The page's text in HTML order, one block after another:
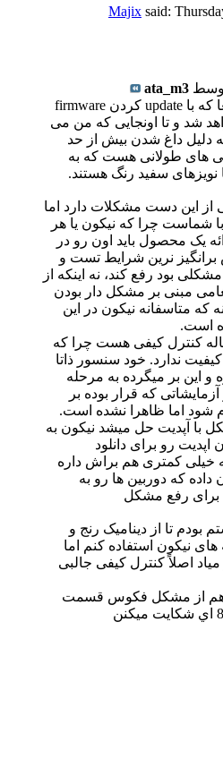
Majix said:
ata_m3
دوست عزیز قطعا که با update کردن firmware
شد و تا اونجایی که من می
دلیل داغ شدن بیش از حد
های طولانی هست که به
سفید رنگ هستند.
از این دست مشکلات دارد اما
شماست چرا که نیکون یا هر
یک محصول باید اون رو در
نرین شرایط تست و
مشکلی بود رفع کند، نه اینکه از
مبنی بر مشکل دار بودن
که متاسفانه نیکون در این
است.
کنترل کیفی هست چرا که
کیفیت ندارد. خود سنسور ذاتا
و این بر میگرده به مرحله
که قرار بوده بر
شود اما ظاهرا نشده است.
با آپديت حل ميشد نيکون به
رو برای دانلود
خيلی کمتری هم براش داره
داده که دوربين ها رو به
برای رفع مشکل
بودم تا از ديناميک رنج و
های نيکون استفاده کنم اما
اصلاً کنترل کيفی جالبی
هم از مشکل فکوس قسمت